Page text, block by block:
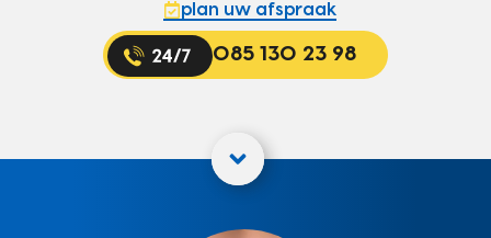
plan uw afspraak
085 130 23 98